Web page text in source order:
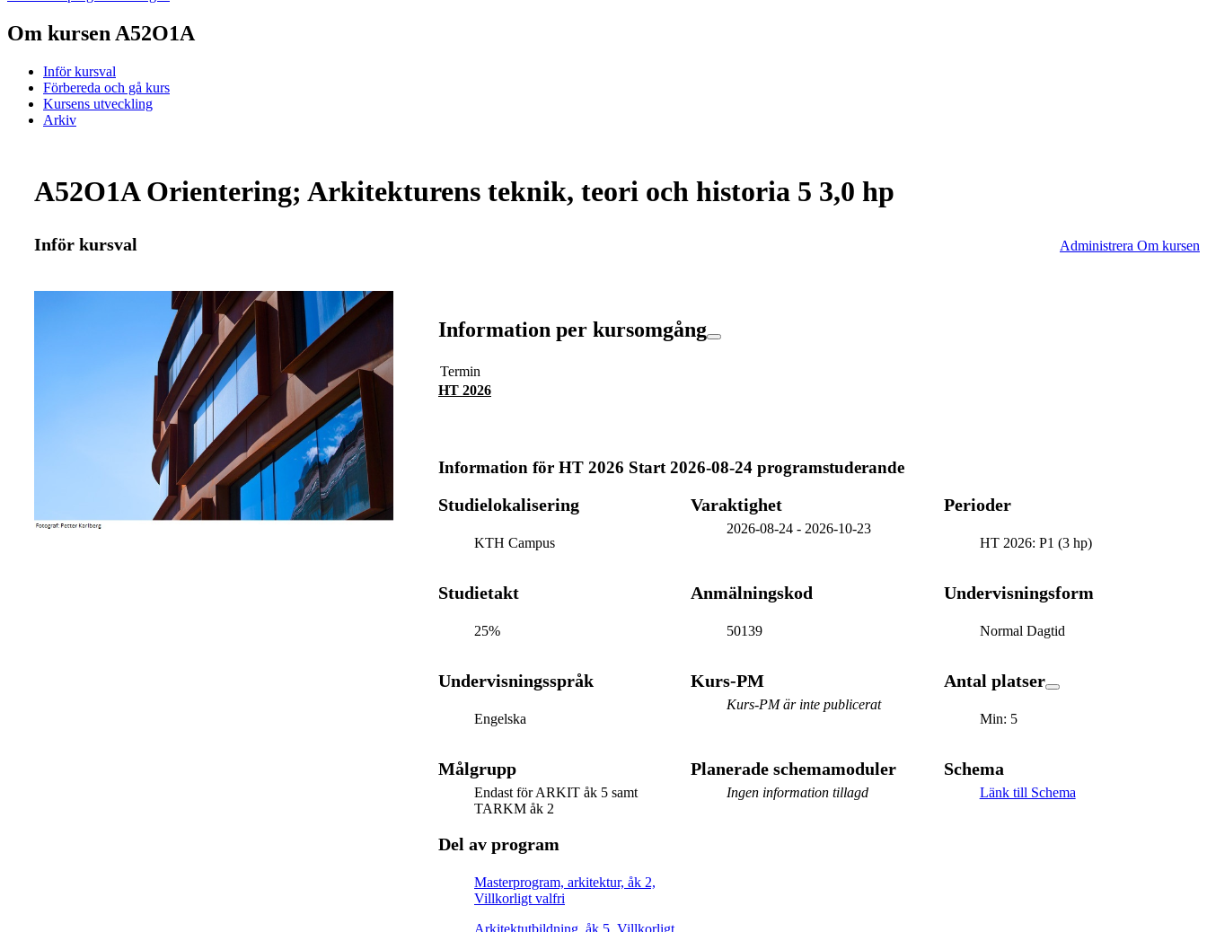
Om kursen A52O1A
Inför kursval
Förbereda och gå kurs
Kursens utveckling
Arkiv
A52O1A Orientering; Arkitekturens teknik, teori och historia 5 3,0 hp
Inför kursval Administrera Om kursen
Information per kursomgång
Termin
HT 2026
Information för HT 2026 Start 2026-08-24 programstuderande
Studielokalisering
KTH Campus
Varaktighet
2026-08-24 - 2026-10-23
Perioder
HT 2026: P1 (3 hp)
Studietakt
25%
Anmälningskod
50139
Undervisningsform
Normal Dagtid
Undervisningsspråk
Engelska
Kurs-PM
Kurs-PM är inte publicerat
Antal platser
Min: 5
Målgrupp
Endast för ARKIT åk 5 samt
TARKM åk 2
Planerade schemamoduler
Ingen information tillagd
Schema
Länk till Schema
Del av program
Masterprogram, arkitektur, åk 2,
Villkorligt valfri
Arkitektutbildning, åk 5, Villkorligt